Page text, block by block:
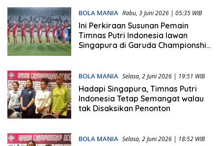
BOLA MANIA Rabu, 3 Juni 2026 | 05:35 WIB
Ini Perkiraan Susunan Pemain
Timnas Putri Indonesia lawan
Singapura di Garuda Championship
BOLA MANIA Selasa, 2 Juni 2026 | 19:51 WIB
Hadapi Singapura, Timnas Putri
Indonesia Tetap Semangat walau
tak Disaksikan Penonton
BOLA MANIA Selasa, 2 Juni 2026 | 18:52 WIB